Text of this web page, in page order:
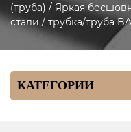
(труба) / Яркая
стали / трубка/труба
КАТЕГОРИИ